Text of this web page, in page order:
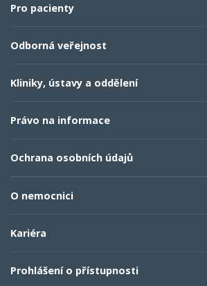
Pro pacienty
Odborná veřejnost
Kliniky, ústavy a oddělení
Právo na informace
Ochrana osobních údajů
O nemocnici
Kariéra
Prohlášení o přístupnosti